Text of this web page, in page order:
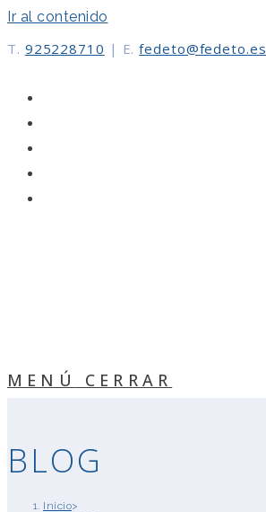
Ir al contenido
T. 925228710 | E. fedeto@fedeto.es
MENÚ CERRAR
BLOG
Inicio>